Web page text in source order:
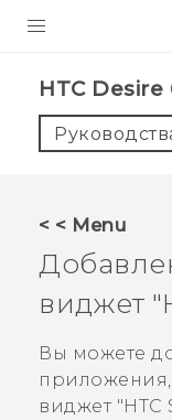
5G
VIVERSE
ПОДДЕРЖКА
HTC
< < Menu
виджет "‍
Вы можете
виджет "‍HTC